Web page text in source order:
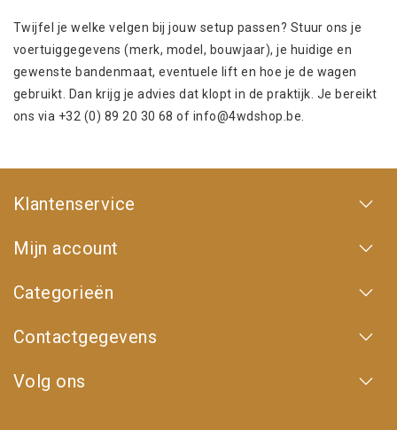
Twijfel je welke velgen bij jouw setup passen? Stuur ons je
voertuiggegevens (merk, model, bouwjaar), je huidige en
gewenste bandenmaat, eventuele lift en hoe je de wagen
gebruikt. Dan krijg je advies dat klopt in de praktijk. Je bereikt
ons via +32 (0) 89 20 30 68 of info@4wdshop.be
Klantenservice
Mijn account
Categorieën
Contactgegevens
Volg ons